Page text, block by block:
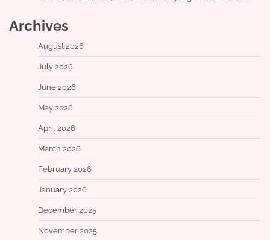
Archives
August 2026
July 2026
June 2026
May 2026
April 2026
March 2026
February 2026
January 2026
December 2025
November 2025